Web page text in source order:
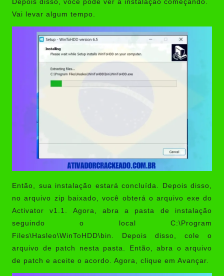
Depois disso, você pode ver a instalação começando.
Vai levar algum tempo.
Então, sua instalação estará concluída. Depois disso,
no arquivo zip baixado, você obterá o arquivo exe do
Activator v1.1. Agora, abra a pasta de instalação
seguindo o local C:\Program
Files\Hasleo\WinToHDD\bin. Depois disso, cole o
arquivo de patch nesta pasta. Então, abra o arquivo
de patch e aceite o acordo. Agora, clique em Avançar.